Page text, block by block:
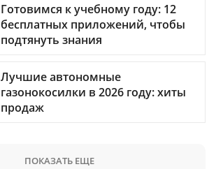
Готовимся к учебному году: 12
бесплатных приложений, чтобы
подтянуть знания
Лучшие автономные
газонокосилки в 2026 году: хиты
продаж
ПОКАЗАТЬ ЕЩЕ